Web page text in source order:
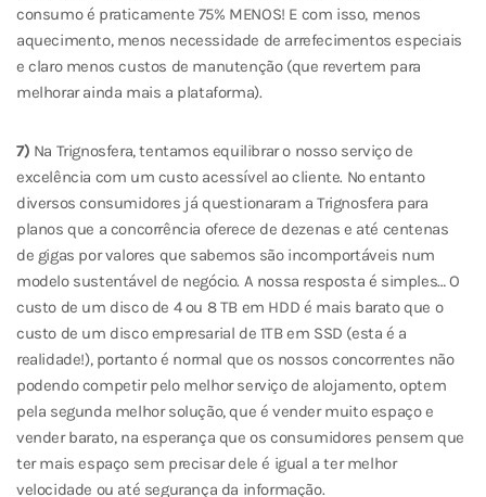
consumo é praticamente 75% MENOS! E com isso, menos
aquecimento, menos necessidade de arrefecimentos especiais
e claro menos custos de manutenção (que revertem para
melhorar ainda mais a plataforma).
7) Na Trignosfera, tentamos equilibrar o nosso serviço de
excelência com um custo acessível ao cliente. No entanto
diversos consumidores já questionaram a Trignosfera para
planos que a concorrência oferece de dezenas e até centenas
de gigas por valores que sabemos são incomportáveis num
modelo sustentável de negócio. A nossa resposta é simples… O
custo de um disco de 4 ou 8 TB em HDD é mais barato que o
custo de um disco empresarial de 1TB em SSD (esta é a
realidade!), portanto é normal que os nossos concorrentes não
podendo competir pelo melhor serviço de alojamento, optem
pela segunda melhor solução, que é vender muito espaço e
vender barato, na esperança que os consumidores pensem que
ter mais espaço sem precisar dele é igual a ter melhor
velocidade ou até segurança da informação.